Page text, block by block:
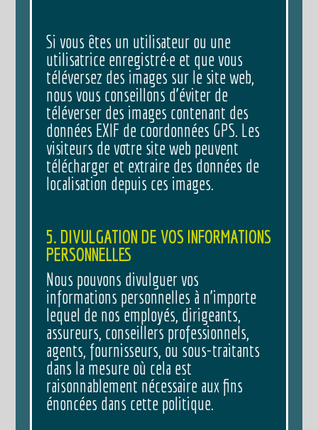
Si vous êtes un utilisateur ou une
utilisatrice enregistré·e et que vous
téléversez des images sur le site web,
nous vous conseillons d’éviter de
téléverser des images contenant des
données EXIF de coordonnées GPS. Les
visiteurs de votre site web peuvent
télécharger et extraire des données de
localisation depuis ces images.
5. DIVULGATION DE VOS INFORMATIONS
PERSONNELLES
Nous pouvons divulguer vos
informations personnelles à n’importe
lequel de nos employés, dirigeants,
assureurs, conseillers professionnels,
agents, fournisseurs, ou sous-traitants
dans la mesure où cela est
raisonnablement nécessaire aux fins
énoncées dans cette politique.